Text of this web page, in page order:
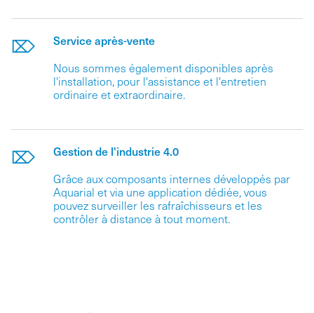
Service après-vente
Nous sommes également disponibles après
l'installation, pour l'assistance et l'entretien
ordinaire et extraordinaire.
Gestion de l'industrie 4.0
Grâce aux composants internes développés par
Aquarial et via une application dédiée, vous
pouvez surveiller les rafraîchisseurs et les
contrôler à distance à tout moment.